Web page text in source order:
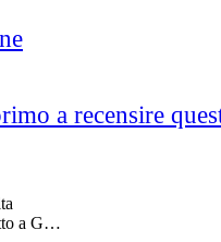
a recensire
a G…